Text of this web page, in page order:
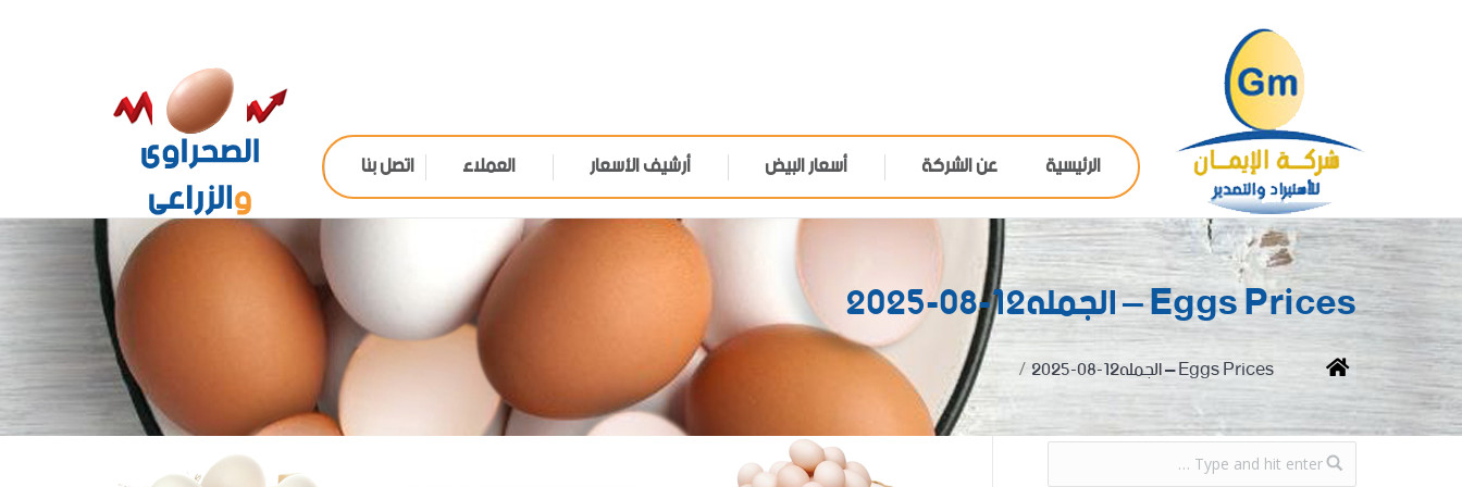
الرئيسية عن الشركة أسعار البيض أرشيف الأسعار العملاء اتصل بنا
Eggs Prices – الجمله12-08-2025
You are here:
Home Eggs Prices – الجمله12-08-2025